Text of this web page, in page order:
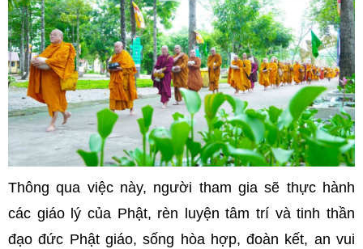
Thông qua việc này, người tham gia sẽ thực hành
các giáo lý của Phật, rèn luyện tâm trí và tinh thần
đạo đức Phật giáo, sống hòa hợp, đoàn kết, an vui